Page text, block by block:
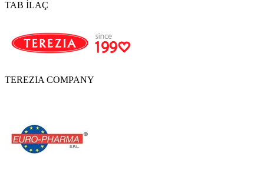
TAB İLAÇ
TEREZIA COMPANY